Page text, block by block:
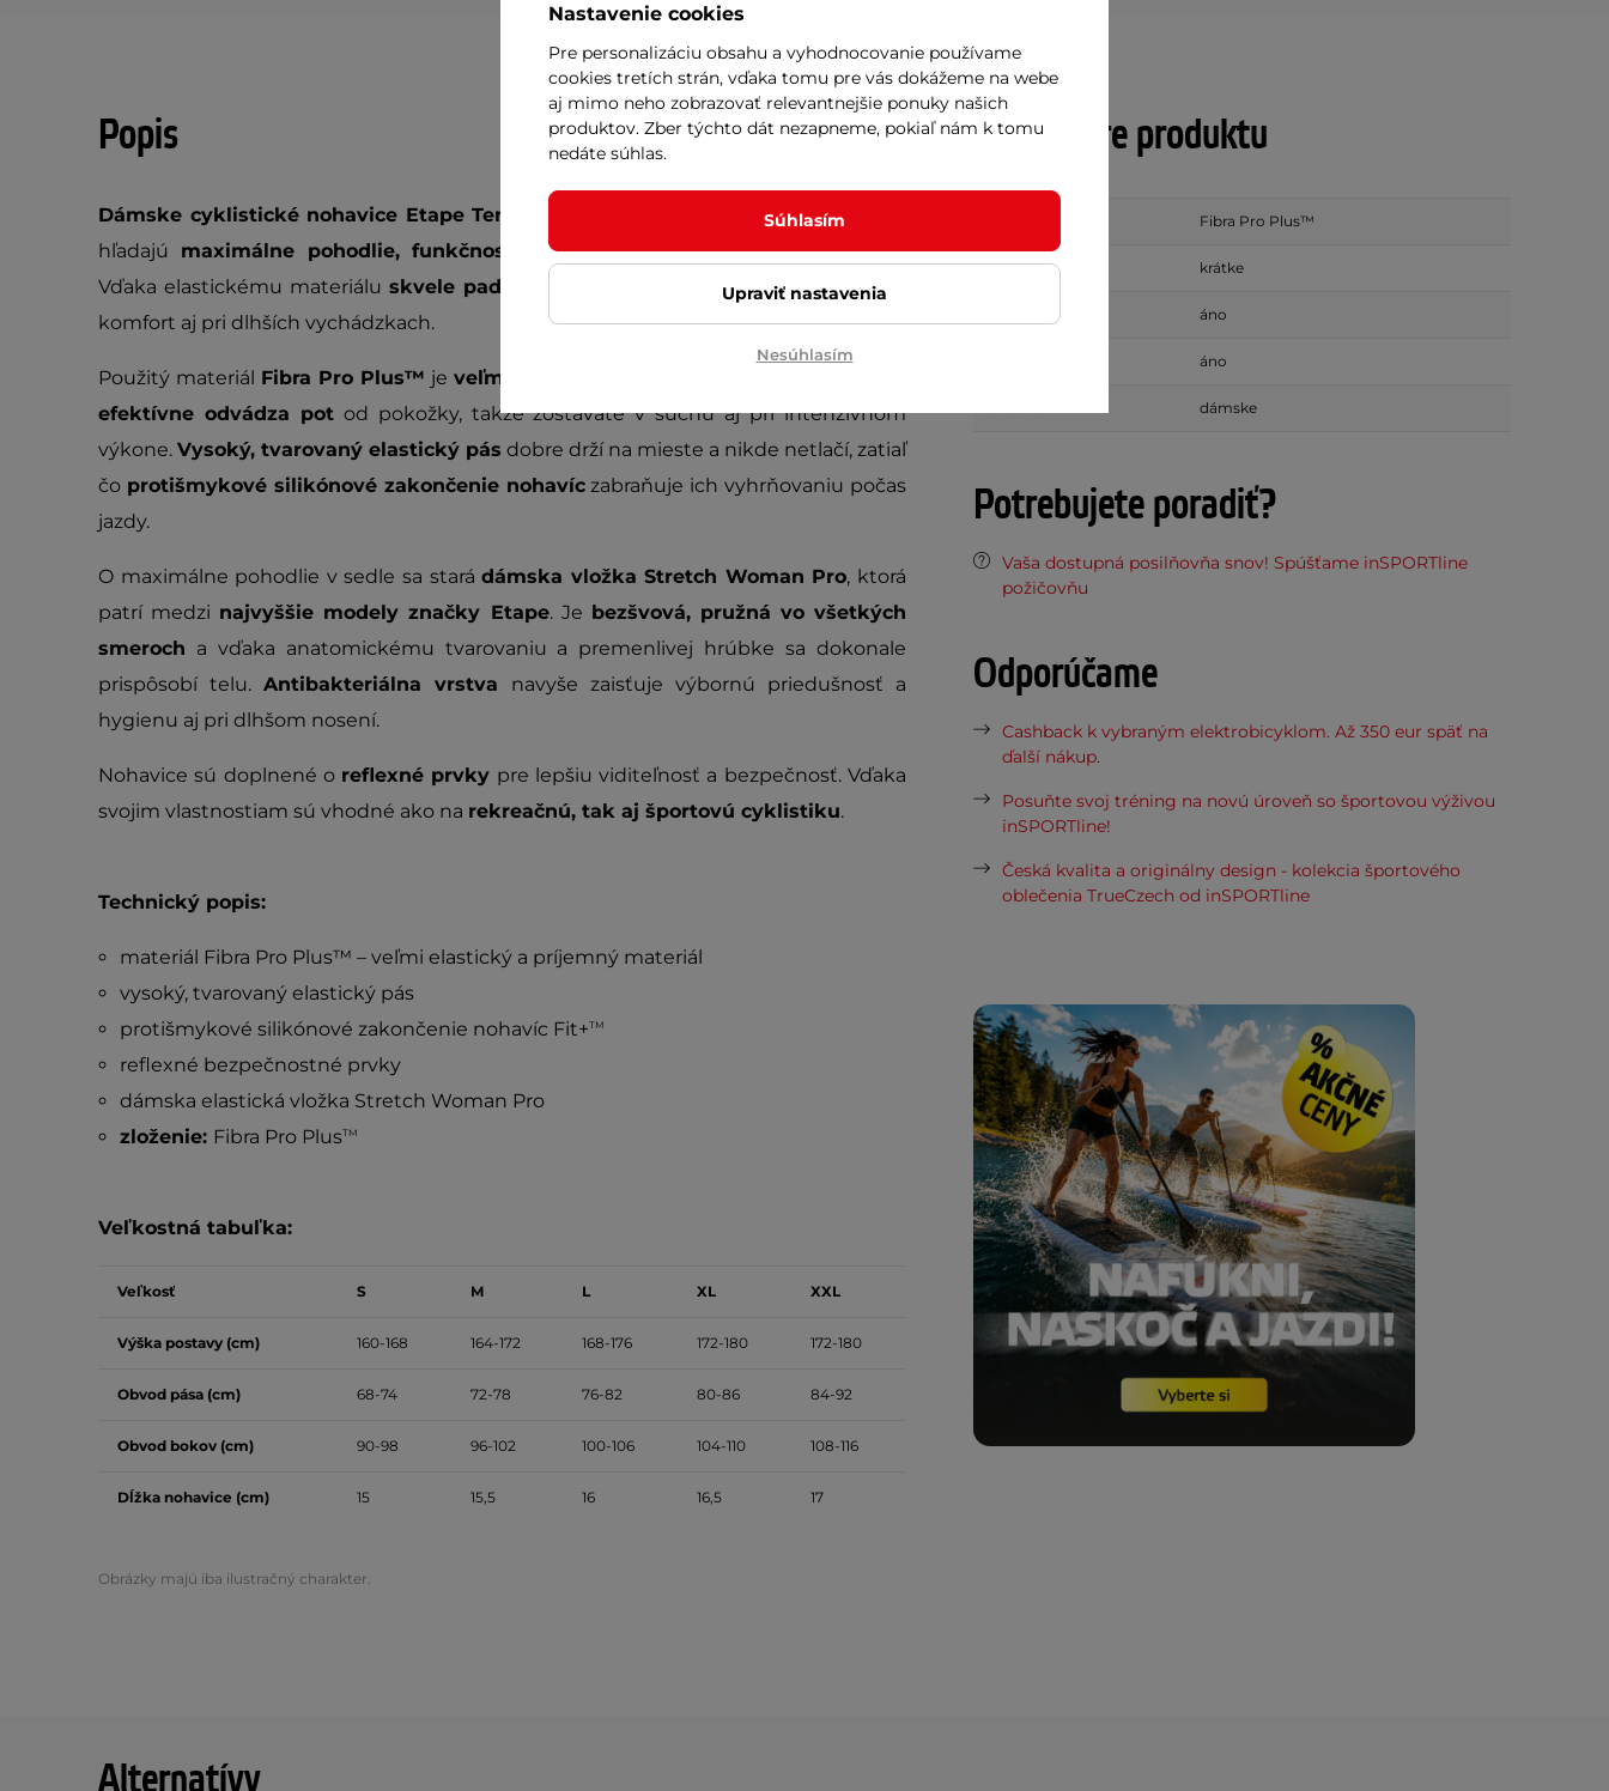
Popis
Dámske cyklistické nohavice Etape Terry
sú ideálnou voľbou pre cyklistky, ktoré
hľadajú maximálne pohodlie, funkčnosť a spoľahlivý výkonpri každej jazde.
Vďaka elastickému materiálu skvele padnú a prispôsobia sa postave, čo zaisťuje
komfort aj pri dlhších vychádzkach.
Použitý materiál Fibra Pro Plus™ je veľmi príjemný na dotyk, vysoko elastický a
efektívne odvádza potod pokožky, takže zostávate v suchu aj pri intenzívnom
výkone. Vysoký, tvarovaný elastický pás dobre drží na mieste a nikde netlačí, zatiaľ
čo protišmykové silikónové zakončenie nohavíczabraňuje ich vyhrňovaniu počas
jazdy.
O maximálne pohodlie v sedle sa starádámska vložka Stretch Woman Pro, ktorá
patrí medzi najvyššie modely značky Etape. Je bezšvová, pružná vo všetkých
smeroch a vďaka anatomickému tvarovaniu a premenlivej hrúbke sa dokonale
prispôsobí telu.Antibakteriálna vrstva navyše zaisťuje výbornú priedušnosť a
hygienu aj pri dlhšom nosení.
Nohavice sú doplnené o reflexné prvky pre lepšiu viditeľnosť a bezpečnosť. Vďaka
svojim vlastnostiam sú vhodné ako na rekreačnú, tak aj športovú cyklistiku.
Technický popis:
materiál Fibra Pro Plus™ – veľmi elastický a príjemný materiál
vysoký, tvarovaný elastický pás
protišmykové silikónové zakončenie nohavíc Fit+TM
reflexné bezpečnostné prvky
dámska elastická vložka Stretch Woman Pro
zloženie: Fibra Pro PlusTM
Veľkostná tabuľka:
Veľkosť S M L XL XXL
Výška postavy (cm) 160-168 164-172 168-176 172-180 172-180
Obvod pása (cm) 68-74 72-78 76-82 80-86 84-92
Obvod bokov (cm) 90-98 96-102 100-106 104-110 108-116
Dĺžka nohavice (cm) 15 15,5 16 16,5 17
Obrázky majú iba ilustračný charakter.
Parametre produktu
Fibra Pro Plus™
Dĺžka legín krátke
Odvod potu áno
áno
dámske
Potrebujete poradiť?
Vaša dostupná posilňovňa snov! Spúšťame inSPORTline
požičovňu
Odporúčame
Cashback k vybraným elektrobicyklom. Až 350 eur späť na
ďalší nákup.
Posuňte svoj tréning na novú úroveň so športovou výživou
inSPORTline!
Česká kvalita a originálny design - kolekcia športového
oblečenia TrueCzech od inSPORTline
Nastavenie cookies
Pre personalizáciu obsahu a vyhodnocovanie používame
cookies tretích strán, vďaka tomu pre vás dokážeme na webe
aj mimo neho zobrazovať relevantnejšie ponuky našich
produktov. Zber týchto dát nezapneme, pokiaľ nám k tomu
nedáte súhlas.
Súhlasím
Upraviť nastavenia
Nesúhlasím